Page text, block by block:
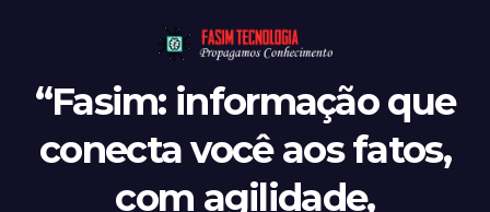
“Fasim: informação que
conecta você aos fatos,
com agilidade,